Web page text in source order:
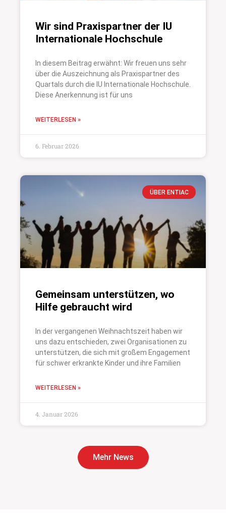
Wir sind Praxispartner der IU
Internationale Hochschule
In diesem Beitrag erwähnt: Wir freuen uns sehr
über die Auszeichnung als Praxispartner des
Quartals durch die IU Internationale Hochschule.
Diese Anerkennung ist für uns
WEITERLESEN »
6. Februar 2026
ÜBER ENTIAC
Gemeinsam unterstützen, wo
Hilfe gebraucht wird
In der vergangenen Weihnachtszeit haben wir
uns dazu entschieden, zwei Organisationen zu
unterstützen, die sich mit großem Engagement
für schwer erkrankte Kinder und ihre Familien
WEITERLESEN »
4. Januar 2026
Mehr News